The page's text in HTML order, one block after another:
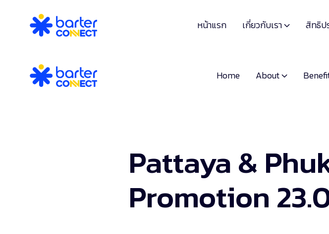
หน้าแรก เกี่ยวกับเรา  สิทธิป
Home About 
Pattaya &
Promotion